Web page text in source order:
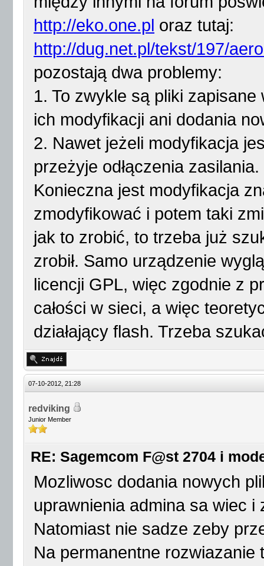
http://eko.one.pl oraz tutaj:
http://dug.net.pl/tekst/197/
pozostają dwa problemy:
1. To zwykle są pliki
ich modyfikacji ani dodania
2. Nawet jeżeli modyfikacja
przeżyje odłączenia zasilania.
Konieczna jest modyfikacja
zmodyfikować i potem taki
jak to zrobić, to trzeba już
zrobił. Samo urządzenie
licencji GPL, więc zgodnie z
całości w sieci, a więc
działający flash. Trzeba
07-10-2012, 21:28
redviking
Junior Member
RE: Sagemcom F@st 2704 i
Mozliwosc dodania nowych
uprawnienia admina sa wiec
Natomiast nie sadze zeby
Na permanentne